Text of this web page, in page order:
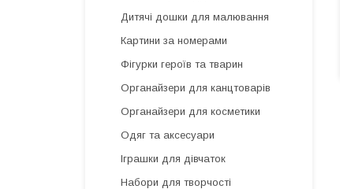
Дитячі дошки для малювання
Картини за номерами
Фігурки героїв та тварин
Органайзери для канцтоварів
Органайзери для косметики
Одяг та аксесуари
Іграшки для дівчаток
Набори для творчості